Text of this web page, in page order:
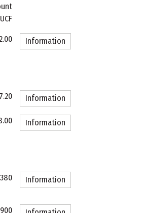
Information
Information
Information
Information